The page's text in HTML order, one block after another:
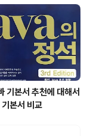
기본서 추천에 대해서
본서 비교